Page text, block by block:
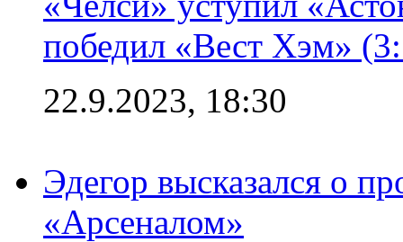
победил «Вест Хэм»
22.9.2023, 18:30
Эдегор высказался о
«Арсеналом»